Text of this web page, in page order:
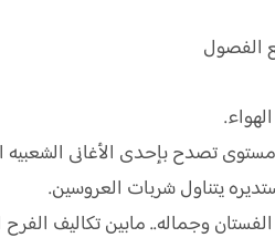
الفصول
تصدح بإحدى الأغانى الشعبيه
يتناول شربات العروسين.
الفستان وجماله.. مابين تكاليف